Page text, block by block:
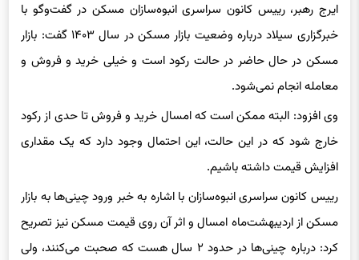
ایرج رهبر، رییس کانون سراسری انبوه‌سازان مسکن در گفت‌وگو با
خبرگزاری سیلاد درباره وضعیت بازار مسکن در سال ۱۴۰۳ گفت: بازار
مسکن در حال حاضر در حالت رکود است و خیلی خرید و فروش و
معامله انجام نمی‌شود.
وی افزود: البته ممکن است که امسال خرید و فروش تا حدی از رکود
خارج شود که در این حالت، این احتمال وجود دارد که یک مقداری
افزایش قیمت داشته باشیم.
رییس کانون سراسری انبوه‌سازان با اشاره به خبر ورود چینی‌ها به بازار
مسکن از اردیبهشت‌ماه امسال و اثر آن روی قیمت مسکن نیز تصریح
کرد: درباره چینی‌ها در حدود ۲ سال هست که صحبت می‌کنند، ولی